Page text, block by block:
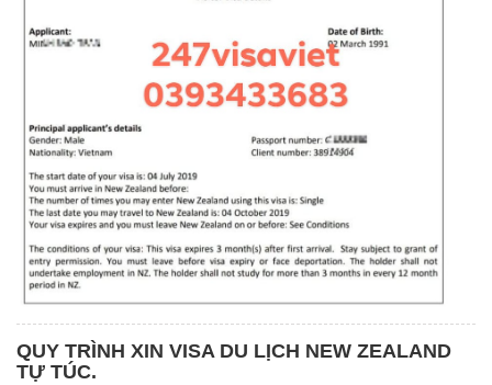
QUY TRÌNH XIN VISA DU LỊCH NEW ZEALAND
TỰ TÚC.